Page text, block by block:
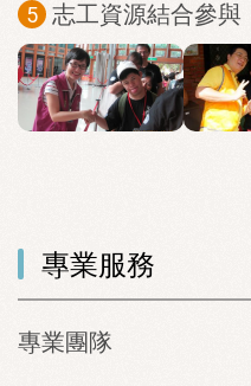
志工資源結合參與
專業服務
專業團隊